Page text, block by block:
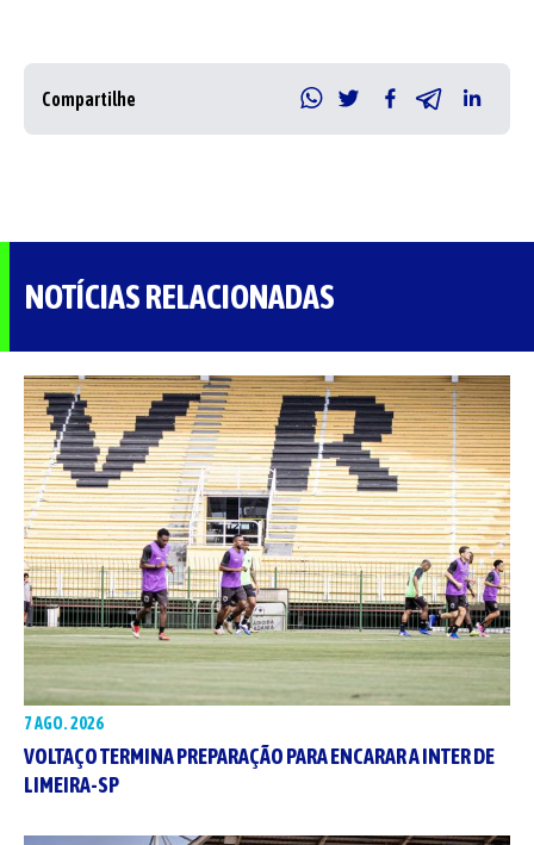
Compartilhe
NOTÍCIAS RELACIONADAS
7 AGO. 2026
VOLTAÇO TERMINA PREPARAÇÃO PARA ENCARAR A INTER DE
LIMEIRA-SP